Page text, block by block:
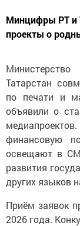
Минцифры РТ и
проекты о
Татарстан
по печати и
объявили о
финансовую
освещают в
развития
других языков
Приём заявок
2026 года.